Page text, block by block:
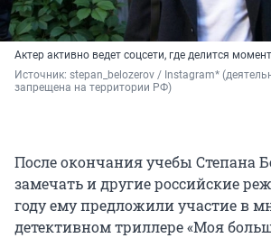
Актер активно ведет соцсети, где делится
Источник: stepan_belozerov / Instagram*
запрещена на территории РФ)
После окончания учебы Степана
замечать и другие российские
году ему предложили участие в
детективном триллере «Моя